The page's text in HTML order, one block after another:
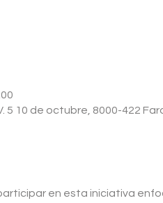
5 10 de octubre, 8000-422
en esta iniciativa